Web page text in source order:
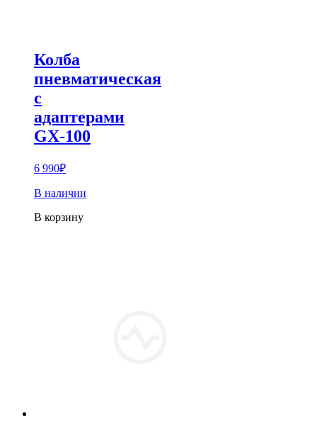
Колба
пневматическая
с
адаптерами
GX-100
6 990₽
В наличии
В корзину